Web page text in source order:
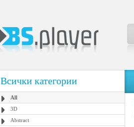
Всички категории
All
3D
Abstract